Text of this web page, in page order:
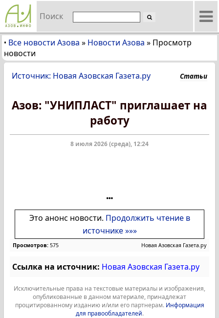
Поиск
• Все новости Азова » Новости Азова » Просмотр
новости
Источник: Новая Азовская Газета.ру Статьи
Азов: "УНИПЛАСТ" приглашает на
работу
8 июля 2026 (среда), 12:24
Это анонс новости. Продолжить чтение в
источнике »»»
Просмотров: 575 Новая Азовская Газета.ру
Ссылка на источник: Новая Азовская Газета.ру
Исключительные права на текстовые материалы и изображения,
опубликованные в данном материале, принадлежат
процитированному изданию и/или его партнерам. Информация
для правообладателей.